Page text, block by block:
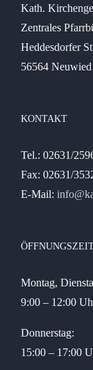
Kath.
Zentrales
Heddesdorfer
56564 Neuwied
KONTAKT
Tel.: 02631/
Fax: 02631/
E-Mail:
Montag,
9:00 – 12:00
Donnerstag:
15:00 – 17:00